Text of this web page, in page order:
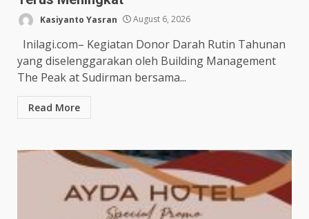
Kasiyanto Yasran August 6, 2026
Inilagi.com– Kegiatan Donor Darah Rutin Tahunan
yang diselenggarakan oleh Building Management
The Peak at Sudirman bersama...
Read More